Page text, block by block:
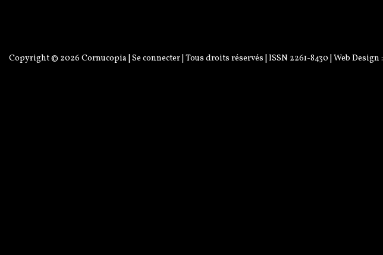
Copyright © 2026 Cornucopia Se connecter | Tous droits réservés | ISSN 2261-8430 | Web Design :